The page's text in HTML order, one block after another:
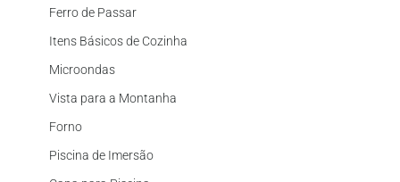
Ferro de Passar
Itens Básicos de Cozinha
Microondas
Vista para a Montanha
Forno
Piscina de Imersão